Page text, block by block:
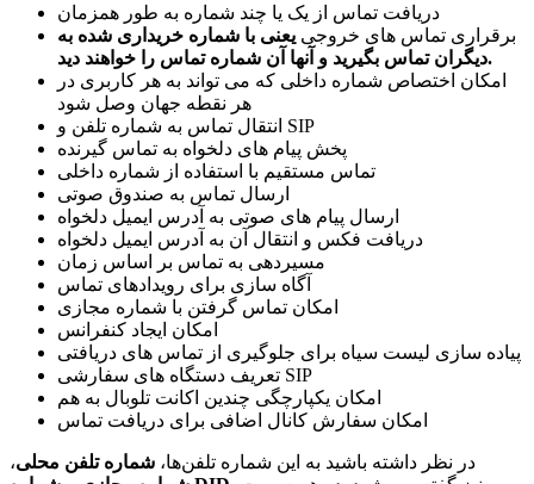
دریافت تماس از یک یا چند شماره به طور همزمان
برقراری تماس های خروجی یعنی با شماره خریداری شده به
دیگران تماس بگیرید و آنها آن شماره تماس را خواهند دید.
امکان اختصاص شماره داخلی که می تواند به هر کاربری در
هر نقطه جهان وصل شود
انتقال تماس به شماره تلفن و SIP
پخش پیام های دلخواه به تماس گیرنده
تماس مستقیم با استفاده از شماره داخلی
ارسال تماس به صندوق صوتی
ارسال پیام های صوتی به آدرس ایمیل دلخواه
دریافت فکس و انتقال آن به آدرس ایمیل دلخواه
مسیردهی به تماس بر اساس زمان
آگاه سازی برای رویدادهای تماس
امکان تماس گرفتن با شماره مجازی
امکان ایجاد کنفرانس
پیاده سازی لیست سیاه برای جلوگیری از تماس های دریافتی
تعریف دستگاه های سفارشی SIP
امکان یکپارچگی چندین اکانت تلوبال به هم
امکان سفارش کانال اضافی برای دریافت تماس
در نظر داشته باشید به این شماره تلفن‌ها، شماره تلفن محلی،